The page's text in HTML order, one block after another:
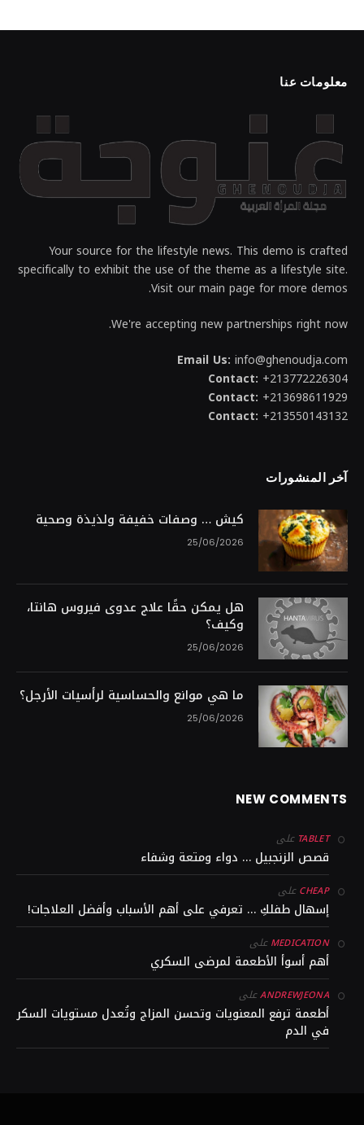
معلومات عنا
Your source for the lifestyle news. This demo is crafted
specifically to exhibit the use of the theme as a lifestyle site.
Visit our main page for more demos.
We're accepting new partnerships right now.
Email Us: info@ghenoudja.com
Contact: +213772226304
Contact: +213698611929
Contact: +213550143132
آخر المنشورات
كيش … وصفات خفيفة ولذيذة وصحية
25/06/2026
هل يمكن حقًا علاج عدوى فيروس هانتا،
وكيف؟
25/06/2026
ما هي موانع والحساسية لرأسيات الأرجل؟
25/06/2026
NEW COMMENTS
TABLET على
قصص الزنجبيل … دواء ومتعة وشفاء
CHEAPعلى
إسهال طفلكِ … تعرفي على أهم الأسباب وأفضل العلاجات!
MEDICATIONعلى
أهم أسوأ الأطعمة لمرضى السكري
ANDREWJEONAعلى
أطعمة ترفع المعنويات وتحسن المزاج وتُعدل مستويات السكر
في الدم